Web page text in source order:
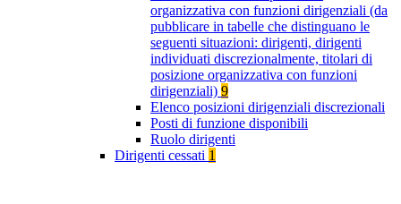
organizzativa con funzioni dirigenziali (da
pubblicare in tabelle che distinguano le
seguenti situazioni: dirigenti, dirigenti
individuati discrezionalmente, titolari di
posizione organizzativa con funzioni
dirigenziali) 9
Elenco posizioni dirigenziali discrezionali
Posti di funzione disponibili
Ruolo dirigenti
Dirigenti cessati 1